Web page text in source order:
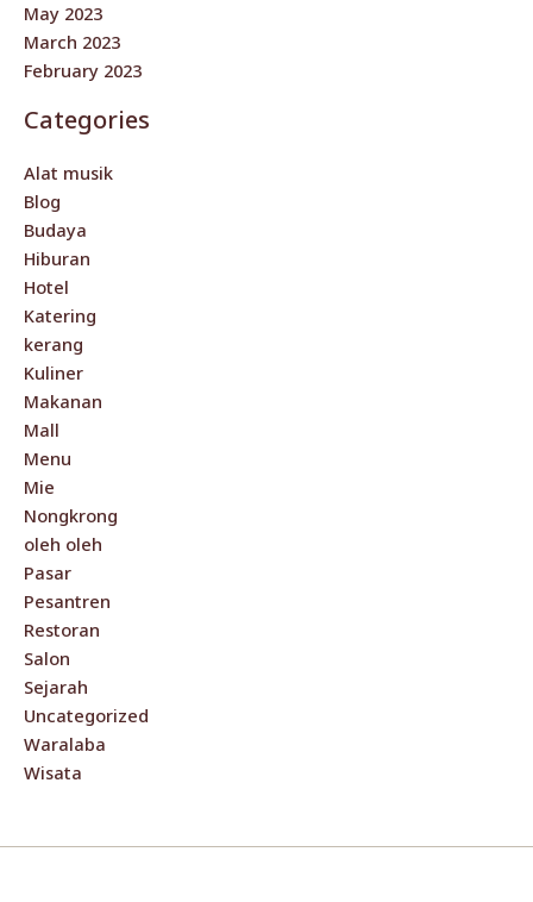
May 2023
March 2023
February 2023
Categories
Alat musik
Blog
Budaya
Hiburan
Hotel
Katering
kerang
Kuliner
Makanan
Mall
Menu
Mie
Nongkrong
oleh oleh
Pasar
Pesantren
Restoran
Salon
Sejarah
Uncategorized
Waralaba
Wisata